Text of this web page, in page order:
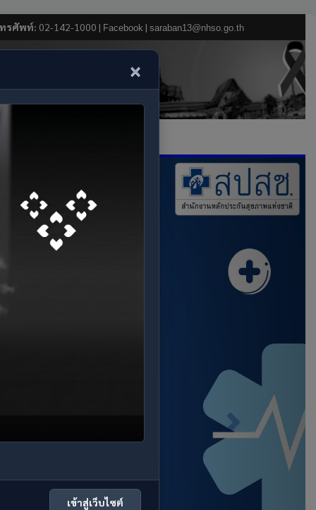
รศัพท์: 02-142-1000 | Facebook | saraban13@nhso.go.th
×
เข้าสู่เว็บไซต์